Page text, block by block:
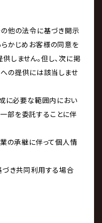
の他の法令に基づき開示
かじめお客様の同意を
しません。但し、次に掲
の提供には該当しませ
成に必要な範囲内におい
部を委託することに伴
業の承継に伴って個人情
づき共同利用する場合